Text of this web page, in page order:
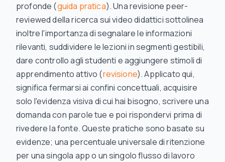
profonde (guida pratica). Una revisione peer-
reviewed della ricerca sui video didattici sottolinea
inoltre l'importanza di segnalare le informazioni
rilevanti, suddividere le lezioni in segmenti gestibili,
dare controllo agli studenti e aggiungere stimoli di
apprendimento attivo (revisione). Applicato qui,
significa fermarsi ai confini concettuali, acquisire
solo l'evidenza visiva di cui hai bisogno, scrivere una
domanda con parole tue e poi rispondervi prima di
rivedere la fonte. Queste pratiche sono basate su
evidenze; una percentuale universale di ritenzione
per una singola app o un singolo flusso di lavoro